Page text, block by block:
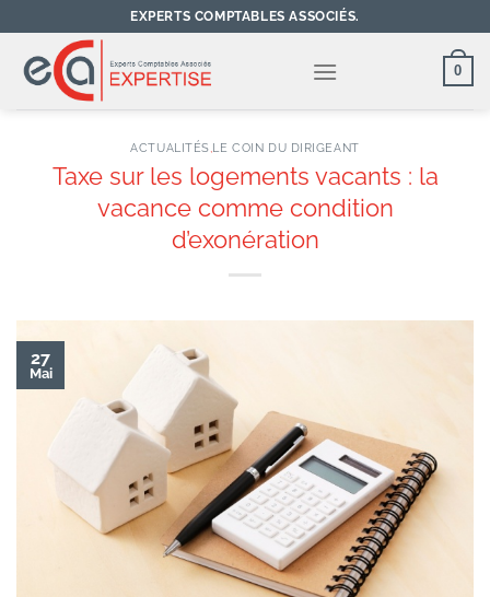
au
contenu
EXPERTS COMPTABLES ASSOCIÉS.
0
ACTUALITÉS,LE COIN DU DIRIGEANT
Taxe sur les logements vacants : la
vacance comme condition
d’exonération
27
Mai